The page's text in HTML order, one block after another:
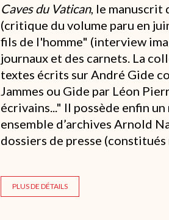
Caves du Vatican, le manuscrit
(critique du volume paru en
fils de l'homme" (interview
journaux et des carnets. La
textes écrits sur André Gide
Jammes ou Gide par Léon
écrivains..." Il possède enfin
ensemble d’archives Arnold
dossiers de presse
PLUS DE DÉTAILS